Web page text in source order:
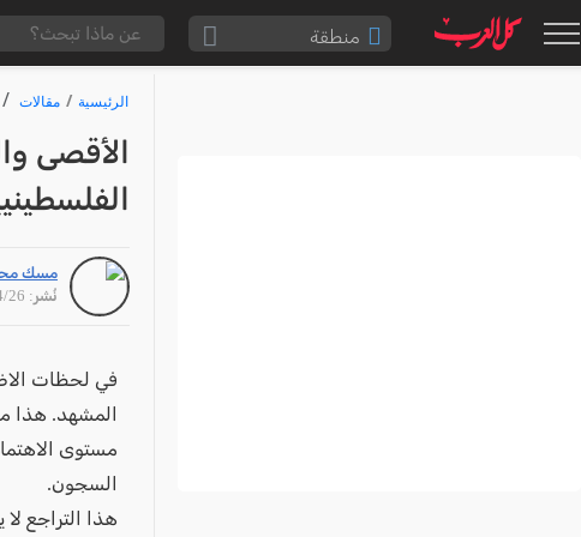
منطقة
الرئيسية مقالات
الأقصى
مسك
نُشر: 03/04/26 23:40
في لحظات
المشهد. هذا
مستوى
السجون.
هذا التراجع